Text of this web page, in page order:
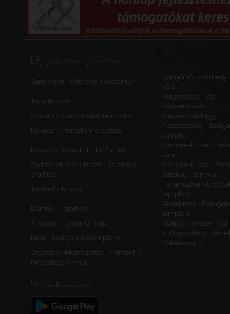
Új feltöltések, frissítések
Sajógömör - Őrtorony, elővédmű
Sajógömör - Várhegy
vára
Tornalja - Vár
Feketeváros - Vár -
Városerődítés
Szalonna - Református templom
Meszes - Várhegy
Rakaca - A templom erődfala
Pusztacsalád -
várhely
Imbach - Imbach II., „Im Turner”
Csehberek, Cseh-
vára
Csehberek, Cseh-Brézó - Szlatina II.
erődítés
Csehberek, Cseh-
Szlatina I. sáncvár
Tömörd - Ilonavár
Háromudvar -
templom
Dömös - Árpádvár
Rimabrézó -
templom
Alsócsitár - Zsibrica hegy
Nyitragerencsér - Vár
Kiéte - Evangélikus templom
Vulkapordány -
(feltételezett)
Oroszlány (Majkpuszta) - Premontrei
Prépostság Romjai
Mobilalkalmazás